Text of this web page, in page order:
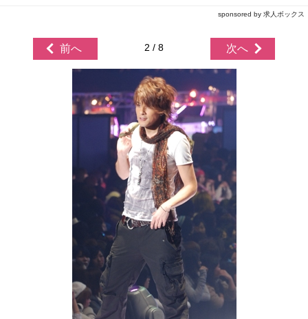
sponsored by 求人ボックス
前へ 2 / 8 次へ